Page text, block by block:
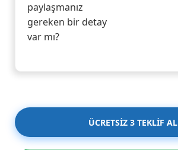
paylaşmanız
gereken bir detay
var mı?
ÜCRETSİZ 3 TEKLİF AL